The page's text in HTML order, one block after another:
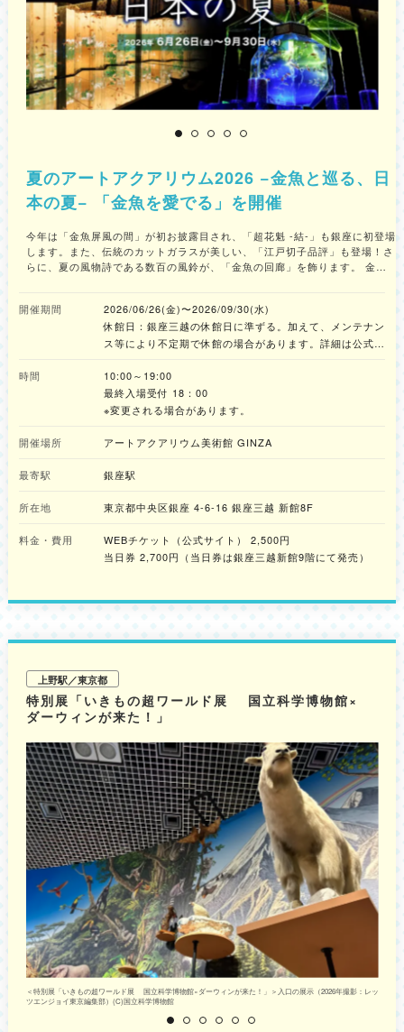
夏のアートアクアリウム2026 −金魚と巡る、日
本の夏− 「金魚を愛でる」を開催
今年は「金魚屏風の間」が初お披露目され、「超花魁 -結-」も銀座に初登場
します。また、伝統のカットガラスが美しい、「江戸切子品評」も登場！さ
らに、夏の風物詩である数百の風鈴が、「金魚の回廊」を飾ります。 金魚
ウム」講座付きチケット 「金魚ってそもそもどうやって生まれたの？」
「金魚に歯はあるの？」など、知っているようで知らない金魚についてのフ
シギや秘密が学べる、約1時間の特別講座付きの入館チケットです。講座を
魚をより深く楽しめます。本日よりチケット販売が開始されています。
【概要】 チケット名：「金魚のフシギとアートアクアリウム」講座付きチ
ケット 料金：3,000円/人 ※小学生以下無料 ※お席数確保のため小学生以下の
子どもも人数分のチケット購入（無料券）が必要です 開催日：8月1日(土) /
8月8日(土) ※各日3回開催されます 開催時間：【第1部】11:00開始（10:30
受付開始）、【第2部】13:00開始（12:30受付開始）、【第3部】15:00開始
容：金魚の専門家が登壇し、金魚の歴史やフシギを学び、美術館をより深く
用受付カウンター 2.ねんどクリエイター・おちゃっぴ先生と作る「ねんど
え、アートアクアリウムショップで販売されているオリジナルねんどを使っ
て、かわいい金魚のキャラクターを作る約1時間半のワークショップです。
ョップ参加、カプセルトイ Clemo（ねんど一式） ※完成品は持ち帰り可能
ている場合に限り、ショップにて当日参加チケット(追加1,000円)を購入で
16:00開始（15:50集合） 内容：おちゃっぴ先生の指導のもと、オリジナル
の可愛い金魚ねんど作品を作成します 集合場所：アートアクアリウム美術
館 GINZA館内ショップ横 専用受付カウンターに、開始10分前までに集合 ※
ワークショップの前にアートアクアリウム美術館の鑑賞（1時間程度）が必
要です ※美術館への再入場はできませんので、開催時間に注意してくださ
い。 3.アートアクアリウム美術館オリジナルネイル発売記念！商品購入者
限定の無料ワークショップ 「うまく貼れない」「きれいに仕上げるコツが
知りたい」という悩みを解決するワークショップです。8月20日(木)に新発
売となるアートアクアリウムオリジナルデザイン（ネイリスト門原さん監
修）のネイルシールを使ったワークショップです。金魚デザインの夏らしい
ネイルで、手元を華やかに彩ることができます。 【オリジナルデザインネ
イルシール（全3デザイン）】 各2,750円(税込) 【概要】 開催日時：8月21
日(金) / 8月22日(土) 各日11時～13時、14時～18時 参加条件：実施対象日
時に、アートアクアリウム美術館 GINZA 内ショップにて販売されているオ
リジナルネイルシールを2つ以上購入すると、ショップ横で開催されている
ワークショップに参加できます。 ※再入場はできませんので、開催時間に注
意してください。 ※予約制ではないため、待つ可能性があります。 席数：
12席 ＜制作サポート：ジェルネイルシールブランド7nana＞ 7nanaは、手
軽にサロン品質の仕上がりを楽しめるジェルネイルシールブランドです。日
常使いからイベントシーンまで幅広く対応し、「自分らしさを指先から表現
する」新しいネイル体験を提案しています。
開催期間
2026/06/26(金)〜2026/09/30(水)
休館日：銀座三越の休館日に準ずる。加えて、メンテナン
ス等により不定期で休館の場合があります。詳細は公式サ
時間
10:00～19:00
最終入場受付 18：00
※変更される場合があります。
開催場所 アートアクアリウム美術館 GINZA
最寄駅 銀座駅
所在地 東京都中央区銀座 4-6-16 銀座三越 新館8F
料金・費用
WEBチケット（公式サイト） 2,500円
当日券 2,700円（当日券は銀座三越新館9階にて発売）
上野駅／東京都
特別展「いきもの超ワールド展 国立科学博物館×
ダーウィンが来た！」
＜特別展「いきもの超ワールド展 国立科学博物館×ダーウィンが来た！」＞入口の展示（2026年撮影：レッ
ツエンジョイ東京編集部）(C)国立科学博物館